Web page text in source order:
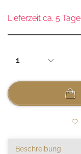
Lieferzeit ca. 5 Tage
Beschreibung